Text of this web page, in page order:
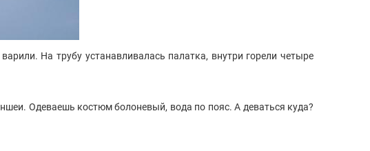
На трубу устанавливалась палатка, внутри горели четыре
Одеваешь костюм болоневый, вода по пояс. А деваться куда?